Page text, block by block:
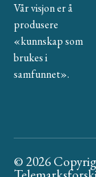
Vår visjon er å
produsere
«kunnskap som
brukes i
samfunnet».
© 2026